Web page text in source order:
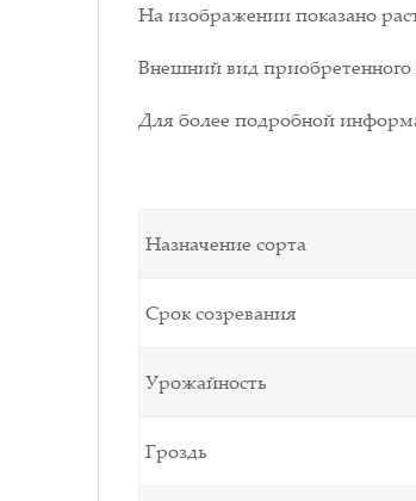
На изображении показано
Внешний вид приобретенного
Для более подробной
Назначение сорта
Срок созревания
Урожайность
Гроздь